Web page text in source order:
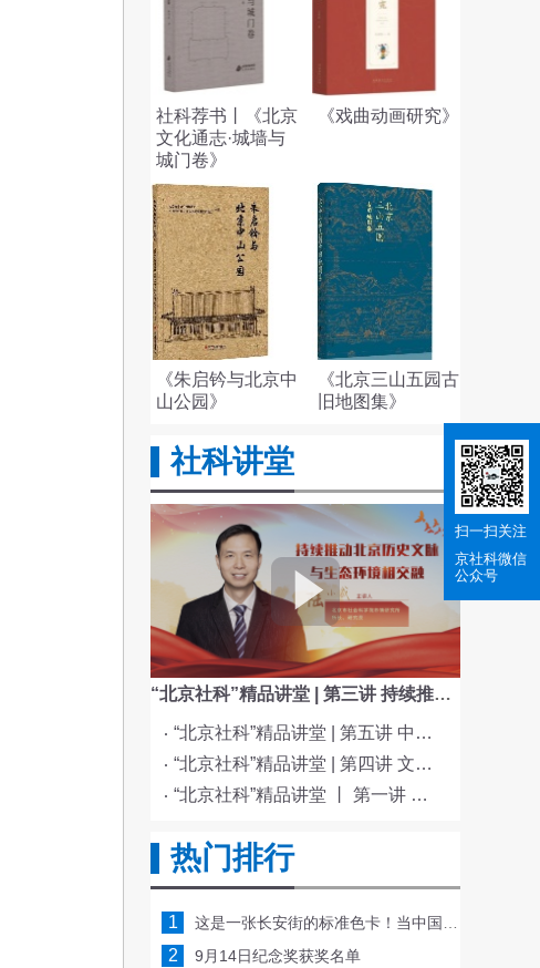
社科荐书丨《北京
文化通志·城墙与
城门卷》
《戏曲动画研究》
《朱启钤与北京中
山公园》
《北京三山五园古
旧地图集》
社科讲堂
“北京社科”精品讲堂 | 第三讲 持续推动北京历史文脉与生态环境相交融
“北京社科”精品讲堂 | 第五讲 中国电影与文化传统
“北京社科”精品讲堂 | 第四讲 文化与科技融合赋能新质生产力发展
“北京社科”精品讲堂 丨 第一讲 《红楼梦》的北京情缘
热门排行
1 这是一张长安街的标准色卡！当中国传统色遇见现代建筑——
2 9月14日纪念奖获奖名单
扫一扫关注
京社科微信
公众号